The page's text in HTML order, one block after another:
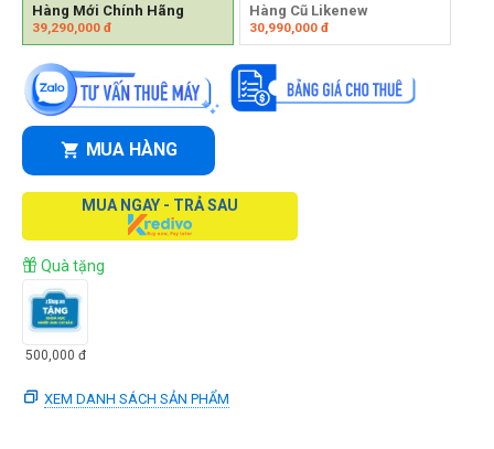
Hàng Mới Chính Hãng
39,290,000 đ
Hàng Cũ Likenew
30,990,000đ
MUA HÀNG
MUA NGAY - TRẢ SAU
Quà tặng
500,000 đ
XEM DANH SÁCH SẢN PHẨM